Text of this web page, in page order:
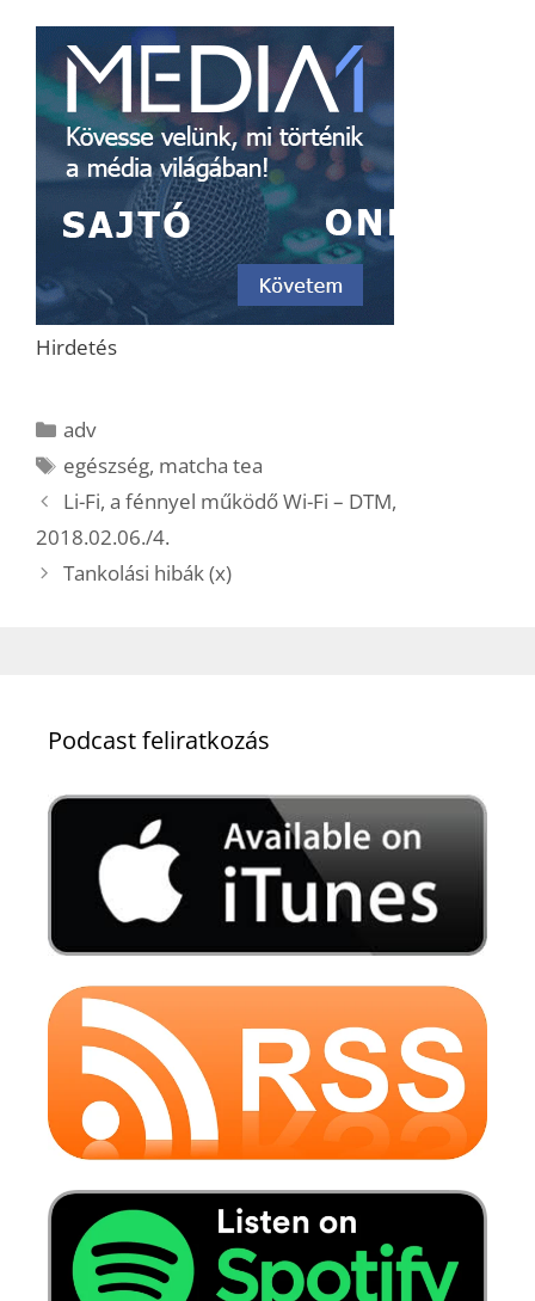
Hirdetés
Kategória
adv
Címkék
egészség, matcha tea
Li-Fi, a fénnyel működő Wi-Fi – DTM,
2018.02.06./4.
Tankolási hibák (x)
Podcast feliratkozás